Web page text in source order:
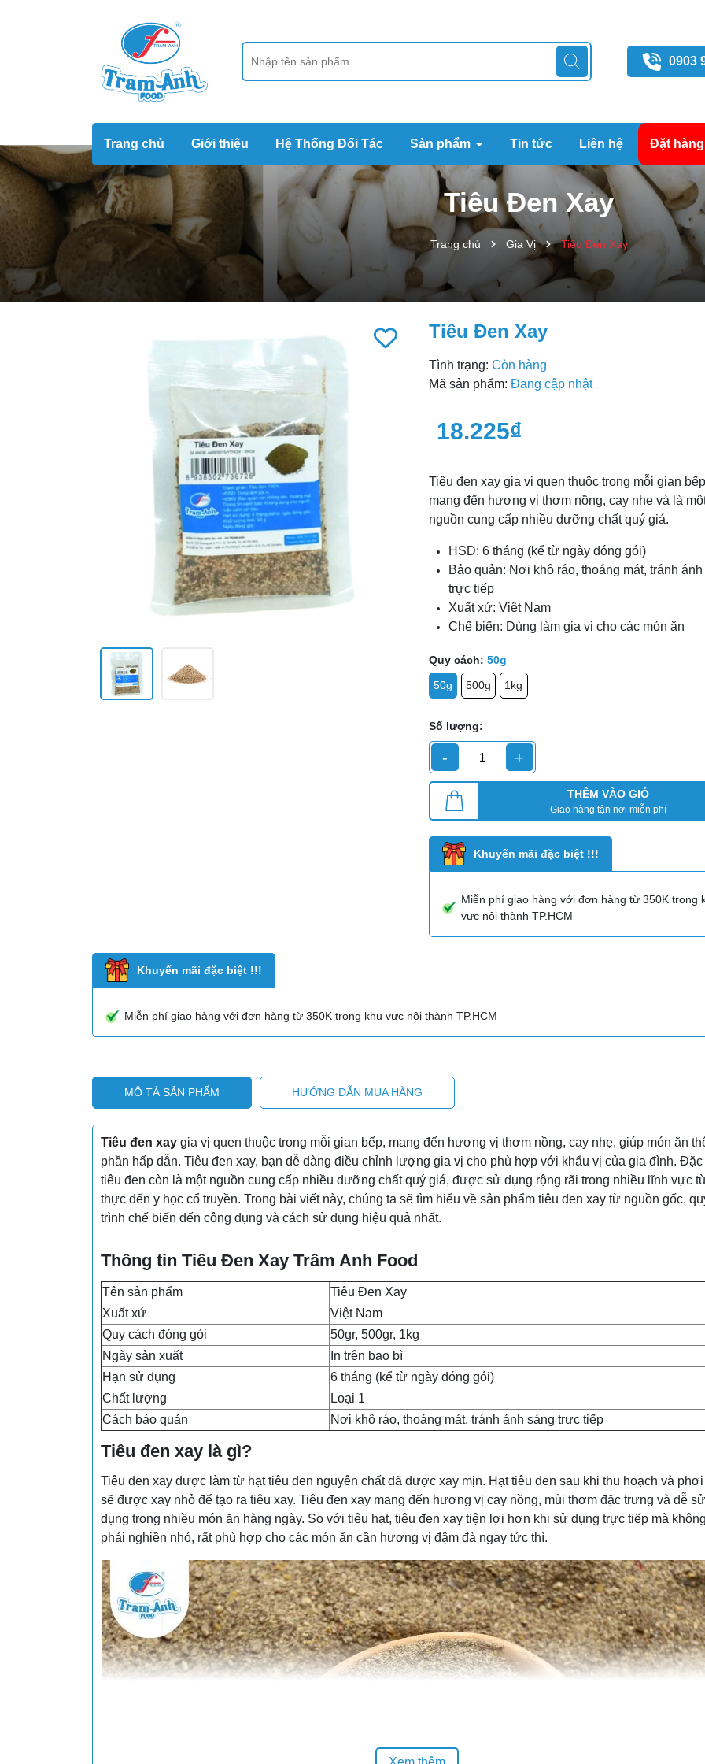
0903
Trang chủ Giới thiệu Hệ Thống Đối Tác Sản phẩm Tin tức Liên hệ Đặt
Tiêu Đen Xay
Trang chủ Gia Vị Tiêu Đen Xay
Tiêu Đen Xay
Tình trạng: Còn hàng
Mã sản phẩm: Đang cập nhật
18.225₫
Tiêu đen xay gia vị quen thuộc trong mỗi gian
mang đến hương vị thơm nồng, cay nhẹ và là
nguồn cung cấp nhiều dưỡng chất quý giá.
HSD: 6 tháng (kể từ ngày đóng gói)
Bảo quản: Nơi khô ráo, thoáng mát, tránh ánh
trực tiếp
Xuất xứ: Việt Nam
Chế biến: Dùng làm gia vị cho các món ăn
Quy cách: 50g
50g
500g 1kg
Số lượng:
- +
THÊM VÀO GIỎ
Giao hàng tận nơi miễn phí
Khuyến mãi đặc biệt !!!
Miễn phí giao hàng với đơn hàng từ 350K trong
vực nội thành TP.HCM
Khuyến mãi đặc biệt !!!
Miễn phí giao hàng với đơn hàng từ 350K trong khu vực nội thành TP.HCM
MÔ TẢ SẢN PHẨM HƯỚNG DẪN MUA HÀNG
Tiêu đen xay gia vị quen thuộc trong mỗi gian bếp, mang đến hương vị thơm nồng, cay nhẹ, giúp món ăn
phần hấp dẫn. Tiêu đen xay, bạn dễ dàng điều chỉnh lượng gia vị cho phù hợp với khẩu vị của gia đình. Đặc
tiêu đen còn là một nguồn cung cấp nhiều dưỡng chất quý giá, được sử dụng rộng rãi trong nhiều lĩnh vực
thực đến y học cổ truyền. Trong bài viết này, chúng ta sẽ tìm hiểu về sản phẩm tiêu đen xay từ nguồn gốc,
trình chế biến đến công dụng và cách sử dụng hiệu quả nhất.
Thông tin Tiêu Đen Xay Trâm Anh Food
Tên sản phẩm
Tiêu Đen Xay
Xuất xứ
Việt Nam
Quy cách đóng gói
50gr, 500gr, 1kg
Ngày sản xuất
In trên bao bì
Hạn sử dụng
6 tháng (kể từ ngày đóng gói)
Chất lượng
Loại 1
Cách bảo quản
Nơi khô ráo, thoáng mát, tránh ánh sáng trực tiếp
Tiêu đen xay là gì?
Tiêu đen xay được làm từ hạt tiêu đen nguyên chất đã được xay mịn. Hạt tiêu đen sau khi thu hoạch và
sẽ được xay nhỏ để tạo ra tiêu xay. Tiêu đen xay mang đến hương vị cay nồng, mùi thơm đặc trưng và dễ sử
dụng trong nhiều món ăn hàng ngày. So với tiêu hạt, tiêu đen xay tiện lợi hơn khi sử dụng trực tiếp mà
phải nghiền nhỏ, rất phù hợp cho các món ăn cần hương vị đậm đà ngay tức thì.
Ngày hết hạn: